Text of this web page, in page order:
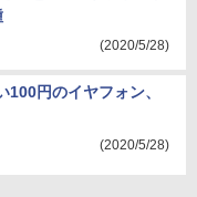
(2020/5/28)
100円のイヤフォン、
(2020/5/28)